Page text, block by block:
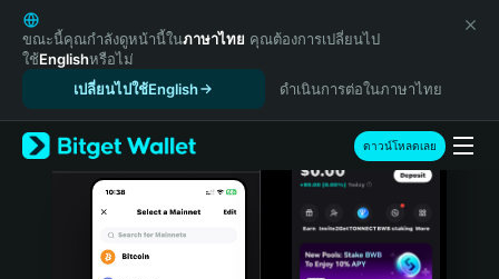
English
日本語
Tiếng Việt
Español (Latinoamérica)
Türkçe
Italiano
ขณะนี้คุณกำลังดูหน้านี้ในภาษาไทย คุณต้องการเปลี่ยนไป
ใช้Englishหรือไม่
เปลี่ยนไปใช้English
ดำเนินการต่อในภาษาไทย
ดาวน์โหลดเลย